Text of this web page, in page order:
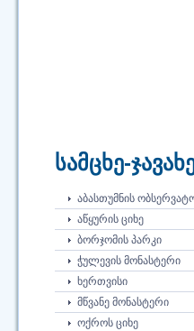
სამცხე-
ᲐᲑᲐᲡᲗᲣᲛᲜᲘᲡ
ᲐᲬᲧᲣᲠᲘᲡ ᲪᲘᲮᲔ
ᲑᲝᲠᲯᲝᲛᲘᲡ ᲞᲐᲠᲙᲘ
ᲭᲣᲚᲔᲕᲘᲡ ᲛᲝᲜᲐᲡᲢᲔᲠᲘ
ᲮᲔᲠᲗᲕᲘᲡᲘ
ᲛᲬᲕᲐᲜᲔ ᲛᲝᲜᲐᲡᲢᲔᲠᲘ
ᲝᲥᲠᲝᲡ ᲪᲘᲮᲔ